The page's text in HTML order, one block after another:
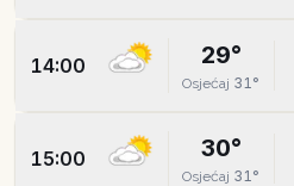
14:00 29°
Osjećaj 31°
15:00 30°
Osjećaj 31°